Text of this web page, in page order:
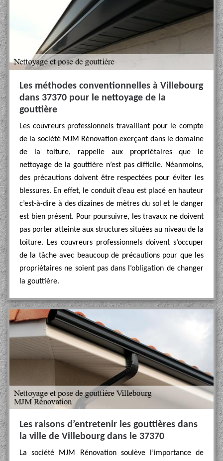
Les méthodes conventionnelles à Villebourg
dans 37370 pour le nettoyage de la
gouttière
Les couvreurs professionnels travaillant pour le compte
de la société MJM Rénovation exerçant dans le domaine
de la toiture, rappelle aux propriétaires que le
nettoyage de la gouttière n’est pas difficile. Néanmoins,
des précautions doivent être respectées pour éviter les
blessures. En effet, le conduit d’eau est placé en hauteur
c’est-à-dire à des dizaines de mètres du sol et le danger
est bien présent. Pour poursuivre, les travaux ne doivent
pas porter atteinte aux structures situées au niveau de la
toiture. Les couvreurs professionnels doivent s’occuper
de la tâche avec beaucoup de précautions pour que les
propriétaires ne soient pas dans l’obligation de changer
la gouttière.
Les raisons d’entretenir les gouttières dans
la ville de Villebourg dans le 37370
La société MJM Rénovation soulève l’importance de